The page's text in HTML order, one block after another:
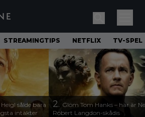
STREAMINGTIPS NETFLIX TV-SPEL
sålde bara
intäkter
2. Glöm Tom Hanks – här är
Robert Langdon-skådis